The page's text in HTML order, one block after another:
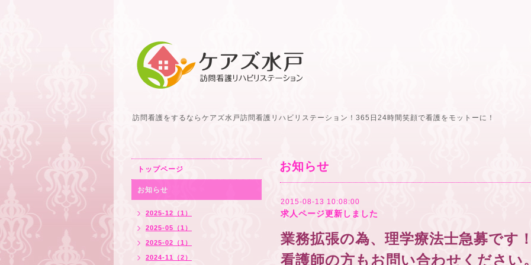
訪問看護をするならケアズ水戸訪問看護リハビリステーション！365日24時間笑顔で看護をモットーに！
お知らせ
2015-08-13 10:08:00
求人ページ更新しました
業務拡張の為、理学療法士急募です！
看護師の方もお問い合わせください。
トップページ
お知らせ
2025-12（1）
2025-05（1）
2025-02（1）
2024-11（2）